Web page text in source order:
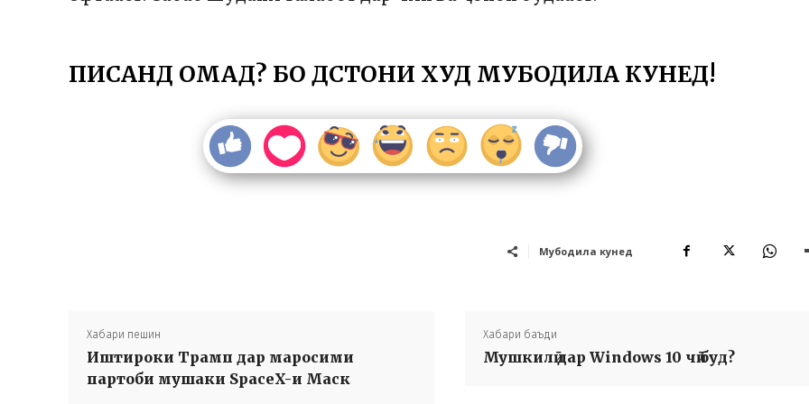
ПИСАНД ОМАД? БО ДӮСТОНИ ХУД МУБОДИЛА КУНЕД!
Мубодила кунед
Хабари пешин
Иштироки Трамп дар маросими
партоби мушаки SpaceX-и Маск
Хабари баъди
Мушкилӣ дар Windows 10 чӣ буд?